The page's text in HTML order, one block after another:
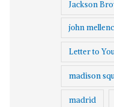
Jackson
john
Letter to
madison
madrid